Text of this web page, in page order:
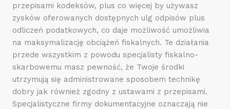
przepisami kodeksów, plus co więcej by używasz
zysków oferowanych dostępnych ulg odpisów plus
odliczeń podatkowych, co daje możliwość umożliwia
na maksymalizację obciążeń fiskalnych. Te działania
przede wszystkim z powodu specjalisty fiskalno-
skarbowemu masz pewność, że Twoje środki
utrzymują się administrowane sposobem technikę
dobry jak również zgodny z ustawami z przepisami.
Specjalistyczne firmy dokumentacyjne oznaczają nie